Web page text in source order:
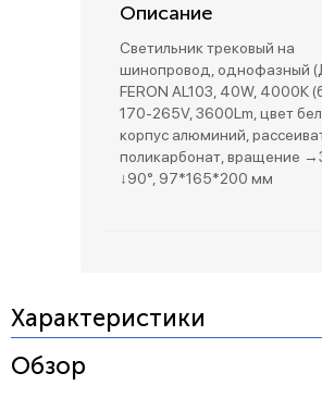
Описание
Светильник трековый на
шинопровод, однофазный
FERON AL103, 40W, 4000К
170-265V, 3600Lm, цвет
корпус алюминий,
поликарбонат, вращение
↓90°, 97*165*200 мм
Характеристики
Обзор